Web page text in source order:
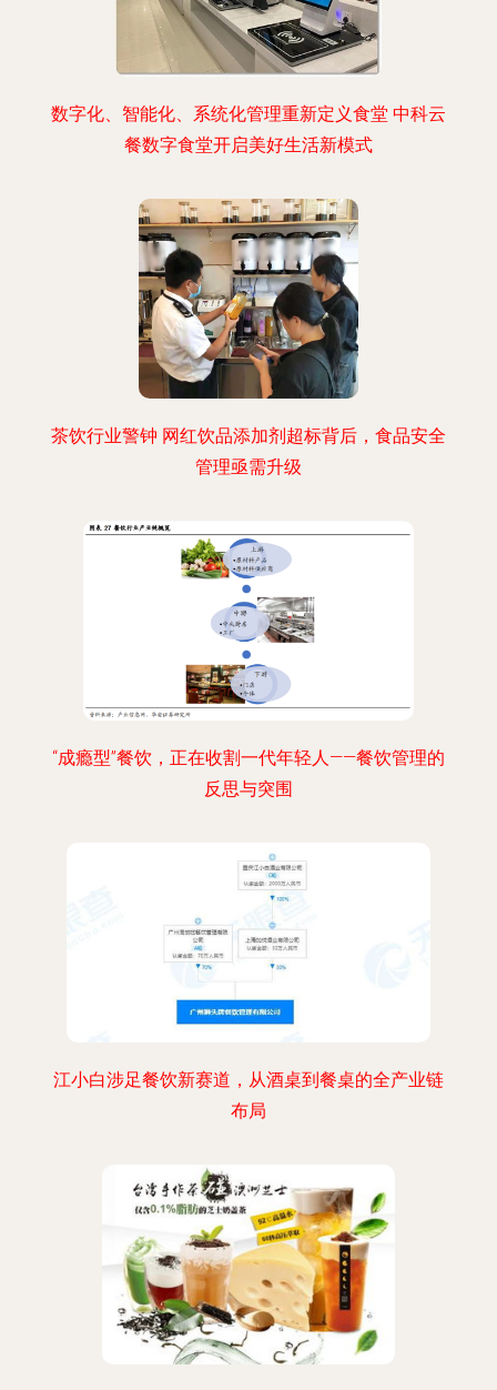
数字化、智能化、系统化管理重新定义食堂 中科云
餐数字食堂开启美好生活新模式
茶饮行业警钟 网红饮品添加剂超标背后，食品安全
管理亟需升级
“成瘾型”餐饮，正在收割一代年轻人——餐饮管理的
反思与突围
江小白涉足餐饮新赛道，从酒桌到餐桌的全产业链
布局